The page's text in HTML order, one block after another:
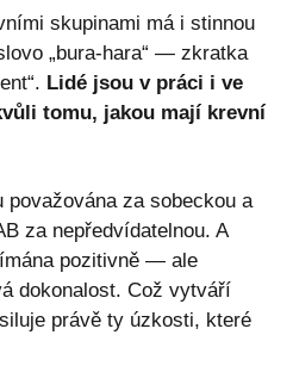
skupinami má i stinnou
„bura-hara“ — zkratka
Lidé jsou v práci i ve
tomu, jakou mají krevní
považována za sobeckou a
za nepředvídatelnou. A
pozitivně — ale
dokonalost. Což vytváří
právě ty úzkosti, které